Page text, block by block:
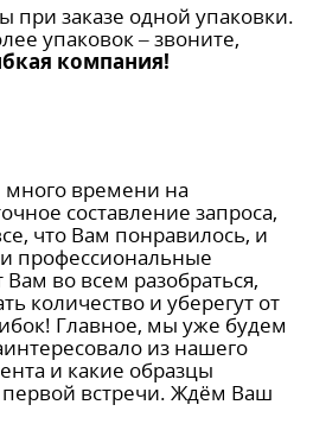
при заказе одной упаковки.
упаковок – звоните,
компания!
много времени на
составление запроса,
что Вам понравилось, и
профессиональные
во всем разобраться,
количество и уберегут от
Главное, мы уже будем
из нашего
и какие образцы
встречи. Ждём Ваш